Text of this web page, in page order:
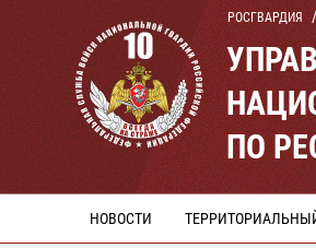
РОСГВАРДИЯ
ПО
НОВОСТИ